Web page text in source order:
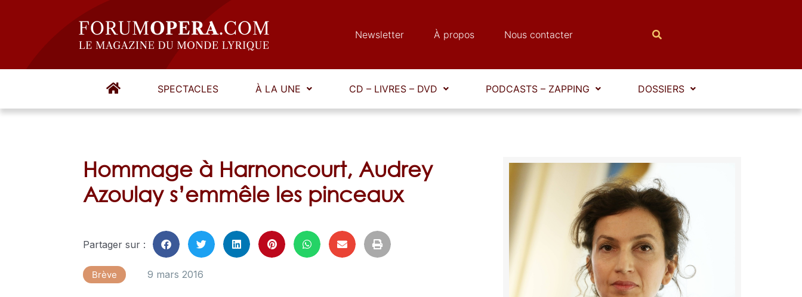
Newsletter À propos Nous contacter
SPECTACLES À LA UNE CD – LIVRES – DVD PODCASTS – ZAPPING DOSSIERS
Hommage à Harnoncourt, Audrey
Azoulay s’emmêle les pinceaux
Partager sur :
Brève 9 mars 2016